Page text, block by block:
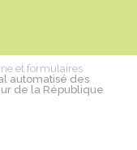
et formulaires
automatisé des
de la République